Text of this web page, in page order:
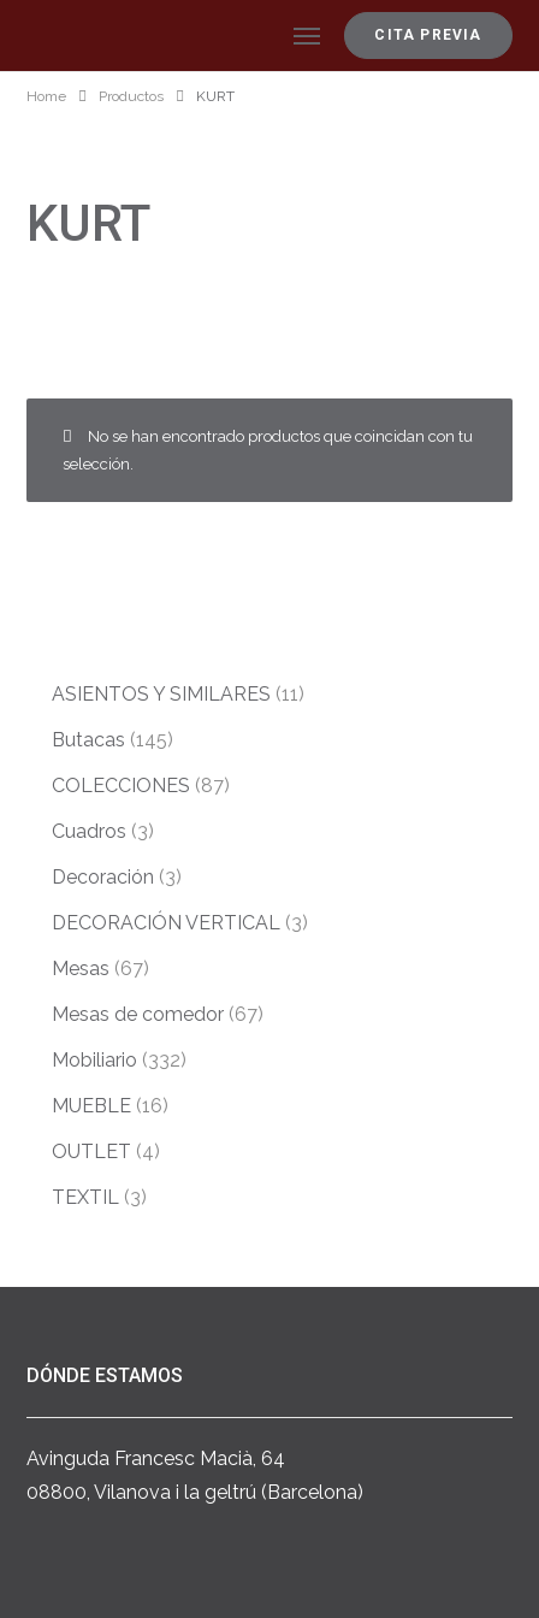
CITA PREVIA
Home Productos KURT
KURT
No se han encontrado productos que coincidan con tu
selección.
ASIENTOS Y SIMILARES (11)
Butacas (145)
COLECCIONES (87)
Cuadros (3)
Decoración (3)
DECORACIÓN VERTICAL (3)
Mesas (67)
Mesas de comedor (67)
Mobiliario (332)
MUEBLE (16)
OUTLET (4)
TEXTIL (3)
DÓNDE ESTAMOS
Avinguda Francesc Macià, 64
08800, Vilanova i la geltrú (Barcelona)